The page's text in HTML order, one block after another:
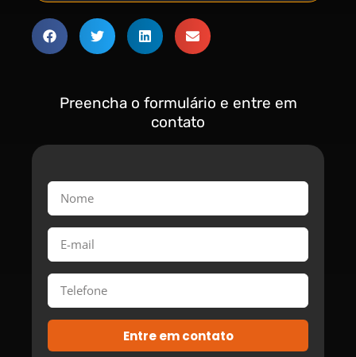
Preencha o formulário e entre em
contato
Entre em contato